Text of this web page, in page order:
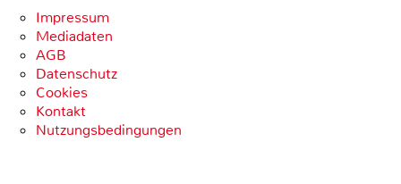
Impressum
Mediadaten
AGB
Datenschutz
Cookies
Kontakt
Nutzungsbedingungen